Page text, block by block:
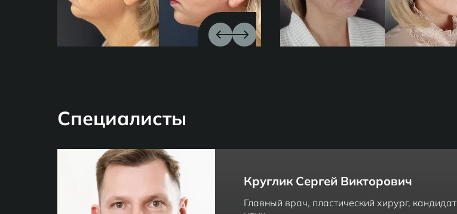
Специалисты
Круглик Сергей Викторович
Главный врач, пластический хирург, кандидат